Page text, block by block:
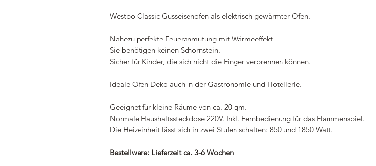
Westbo Classic Gusseisenofen als elektrisch gewärmter Ofen.
Nahezu perfekte Feueranmutung mit Wärmeeffekt.
Sie benötigen keinen Schornstein.
Sicher für Kinder, die sich nicht die Finger verbrennen können.
Ideale Ofen Deko auch in der Gastronomie und Hotellerie.
Geeignet für kleine Räume von ca. 20 qm.
Normale Haushaltssteckdose 220V. Inkl. Fernbedienung für das Flammenspiel.
Die Heizeinheit lässt sich in zwei Stufen schalten: 850 und 1850 Watt.
Bestellware: Lieferzeit ca. 3-6 Wochen